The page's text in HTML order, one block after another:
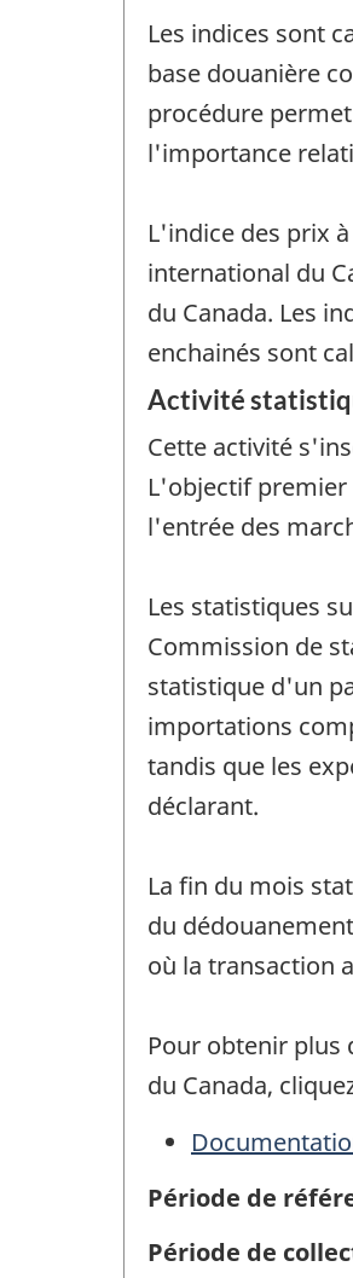
Les indices sont
base douanière
procédure
l'importance
L'indice des prix
international du
du Canada. Les
enchainés sont
Activité
Cette activité
L'objectif
l'entrée des
Les statistiques
Commission de
statistique d'un
importations
tandis que les
déclarant.
La fin du mois
du
où la transaction
Pour obtenir plus
du Canada,
Période de
Période de